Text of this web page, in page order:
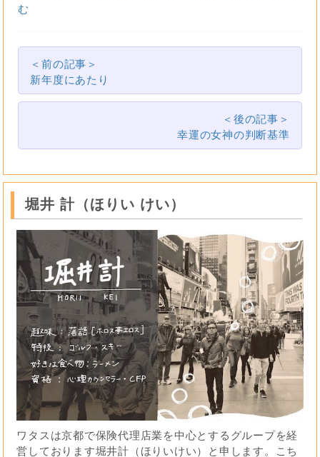
む
＜前の記事＞
新年度にあたり
＜後の記事＞
幸運の女神の判断基準
堀井 計（ほりい けい）
ワタスは京都で保険代理店業を中心とするグループを経
営しております堀井計（ほりいけい）と申します。こち